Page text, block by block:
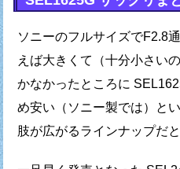
ソニーのフルサイズでF2.8
えば大きくて（十分小さい
かなかったところに
め安い（ソニー製では）とい
肢が広がるラインナップだと